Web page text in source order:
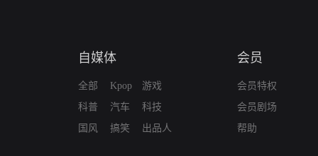
自媒体
全部
科普
国风
Kpop
汽车
搞笑
游戏
科技
出品人
会员
会员特权
会员剧场
帮助